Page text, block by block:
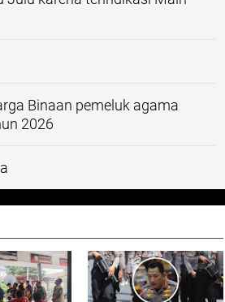
Binaan pemeluk agama
2026